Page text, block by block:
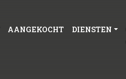
AANGEKOCHT DIENSTEN